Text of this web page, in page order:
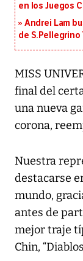
en los Juegos
Andrei Lam
de S.Pellegrino
MISS
final del
una nueva
corona,
Nuestra
destacarse
mundo,
antes de
mejor traje
Chin,